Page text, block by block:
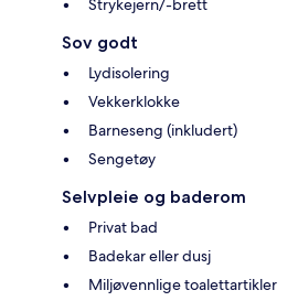
Strykejern/-brett
Sov godt
Lydisolering
Vekkerklokke
Barneseng (inkludert)
Sengetøy
Selvpleie og baderom
Privat bad
Badekar eller dusj
Miljøvennlige toalettartikler